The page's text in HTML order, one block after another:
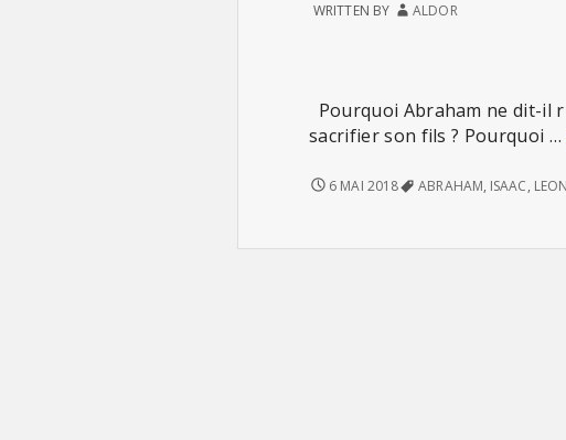
WRITTEN BY ALDOR
Pourquoi Abraham ne dit-il
sacrifier son fils ? Pourquoi …
LE
6 MAI 2018 ABRAHAM, ISAAC,